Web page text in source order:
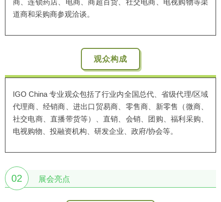
道商和采购商参观洽谈。
观众构成
IGO China 专业观众包括了行业内全国总代、省级代理/区域
代理商、经销商、进出口贸易商、零售商、新零售（微商、
社交电商、直播带货等）、直销、会销、团购、福利采购、
电视购物、投融资机构、研发企业、政府/协会等。
02 展会亮点